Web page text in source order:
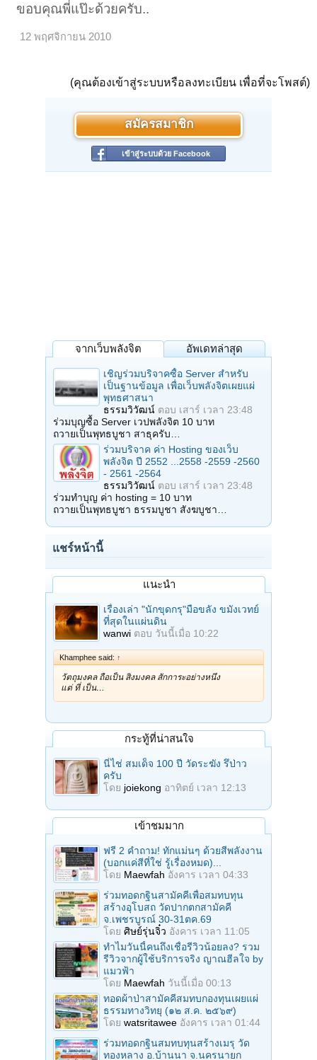
ขอบคุณพี่แป๊ะด้วยครับ..
12 พฤศจิกายน 2010
(คุณต้องเข้าสู่ระบบหรือลงทะเบียน เพื่อที่จะโพสต์)
สมัครสมาชิก
เข้าสู่ระบบด้วย Facebook
จากเว็บพลังจิต อัพเดทล่าสุด
เชิญร่วมบริจาคซื้อ Server สำหรับ
เป็นฐานข้อมูล เพื่อเว็บพลังจิตเผยแผ่
พุทธศาสนา
ธรรมวิวัฒน์ ตอบ เสาร์ เวลา 23:48
ร่วมบุญซื้อ Server เวปพลังจิต 10 บาท
ถวายเป็นพุทธบูชา สาธุครับ…
ร่วมบริจาค ค่า Hosting ของเว็บ
พลังจิต ปี 2552 ...2558 -2559 -2560
- 2561 -2564
ธรรมวิวัฒน์ ตอบ เสาร์ เวลา 23:48
ร่วมทำบุญ ค่า hosting = 10 บาท
ถวายเป็นพุทธบูชา ธรรมบูชา สังฆบูชา…
แชร์หน้านี้
แนะนำ
เรื่องเล่า "นักขุดกรุ"มือขลัง ขมังเวทย์
ที่สุดในแผ่นดิน
wanwi ตอบ วันนี้เมื่อ 10:22
Khamphee said: ↑
วัตถุมงคล ถือเป็น สิ่งมงคล สักการะอย่างหนึ่ง
แต่ ที่ เป็น…
กระทู้ที่น่าสนใจ
นี่ไช่ สมเด็จ 100 ปี วัดระฆัง รึป่าว
ครับ
โดย joiekong อาทิตย์ เวลา 12:13
เข้าชมมาก
ฟรี 2 คำถาม! ทักแม่นๆ ด้วยสีพลังงาน
(บอกแค่สีที่ใช่ รู้เรื่องหมด)...
โดย Maewfah อังคาร เวลา 04:33
ร่วมทอดกฐินสามัคคีเพื่อสมทบทุน
สร้างอุโบสถ วัดปากตกสามัคคี
จ.เพชรบูรณ์ 30-31ตค.69
โดย ศิษย์รุ่นจิ๋ว อังคาร เวลา 11:05
ทำไมวันนี้คนถึงเชื่อรีวิวน้อยลง? รวม
รีวิวจากผู้ใช้บริการจริง ญาณฮีลใจ by
แมวฟ้า
โดย Maewfah วันนี้เมื่อ 00:13
ทอดผ้าป่าสามัคคีสมทบกองทุนเผยแผ่
ธรรมทางวิทยุ (๑๒ ส.ค. ๒๕๖๙)
โดย watsritawee อังคาร เวลา 01:44
ร่วมทอดกฐินสมทบทุนสร้างเมรุ วัด
ทองหลาง อ.บ้านนา จ.นครนายก